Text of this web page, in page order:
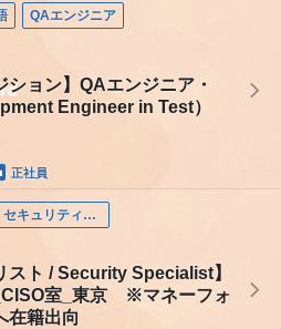
QAエンジニア
ション】QAエンジニア・
Engineer in Test）
正社員
セキュリティエンジニア
スト / Security Specialist】
室_東京 ※マネーフォ
在籍出向